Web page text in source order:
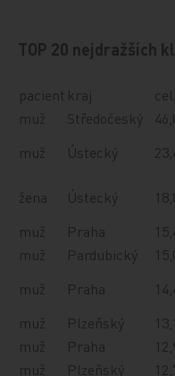
TOP 20 nejdražších
pacient kraj
muž
Středočeský
muž
Ústecký
žena
Ústecký
muž
Praha
muž
Pardubický
muž
Praha
muž
Plzeňský
muž
Praha
muž
Plzeňský